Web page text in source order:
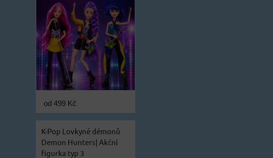
od 499 Kč
K-Pop Lovkyně démonů
Demon Hunters| Akční
figurka typ 3